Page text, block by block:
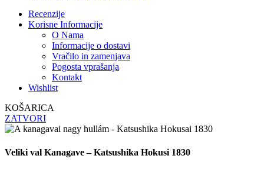
Recenzije
Korisne Informacije
O Nama
Informacije o dostavi
Vračilo in zamenjava
Pogosta vprašanja
Kontakt
Wishlist
KOŠARICA
ZATVORI
Veliki val Kanagave – Katsushika Hokusi 1830